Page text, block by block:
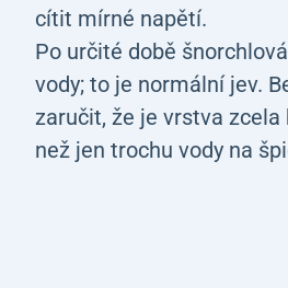
cítit mírné napětí.
Po určité době
vody; to je normální jev.
zaručit, že je vrstva
než jen trochu vody na